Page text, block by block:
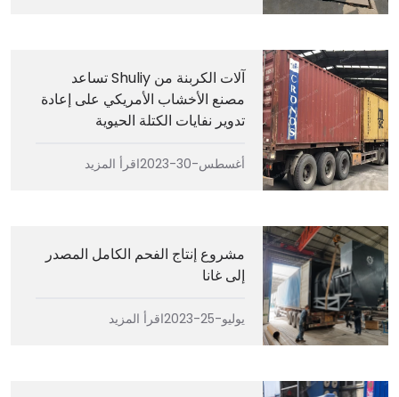
آلات الكربنة من Shuliy تساعد
مصنع الأخشاب الأمريكي على إعادة
تدوير نفايات الكتلة الحيوية
أغسطس-30-2023 اقرأ المزيد
مشروع إنتاج الفحم الكامل المصدر
إلى غانا
يوليو-25-2023 اقرأ المزيد